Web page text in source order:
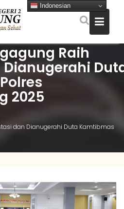
Raih
Dianugerahi
2025
dan Dianugerahi Duta Kamtibmas
Indonesian